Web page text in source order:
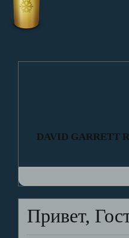
DAVID GARRETT
Привет,